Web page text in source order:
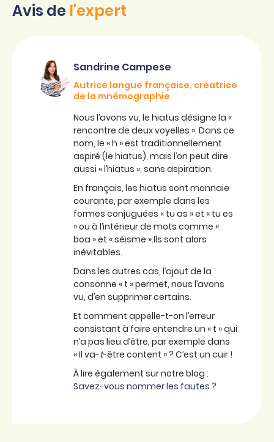
Avis de l'expert
Sandrine Campese
Autrice langue française, créatrice
de la mnémographie
Nous l’avons vu, le hiatus désigne la «
rencontre de deux voyelles ». Dans ce
nom, le « h » est traditionnellement
aspiré (le hiatus), mais l’on peut dire
aussi « l’hiatus », sans aspiration.
En français, les hiatus sont monnaie
courante, par exemple dans les
formes conjuguées « tu as » et « tu es
» ou à l’intérieur de mots comme «
boa » et « séisme ».Ils sont alors
inévitables.
Dans les autres cas, l’ajout de la
consonne « t » permet, nous l’avons
vu, d’en supprimer certains.
Et comment appelle-t-on l’erreur
consistant à faire entendre un « t » qui
n’a pas lieu d’être, par exemple dans
« Il va-t-être content » ? C’est un cuir !
À lire également sur notre blog :
Savez-vous nommer les fautes ?